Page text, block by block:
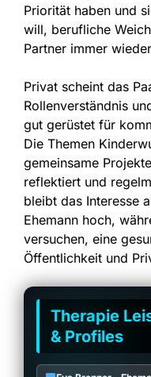
Priorität haben und
will, berufliche
Partner immer
Privat scheint das
Rollenverständnis
gut gerüstet für
Die Themen
gemeinsame
reflektiert und
bleibt das Interesse
Ehemann hoch,
versuchen, eine
Öffentlichkeit und
Therapie
& Profiles